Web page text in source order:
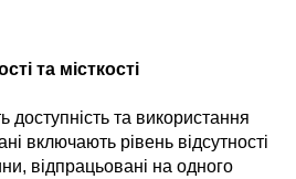
та місткості
доступність та використання
включають рівень відсутності
відпрацьовані на одного